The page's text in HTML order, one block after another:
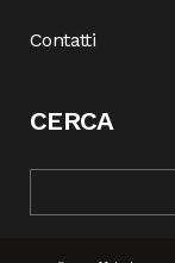
Contatti
CERCA